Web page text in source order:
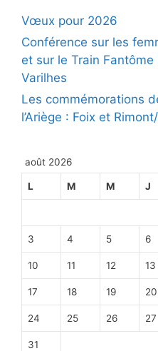
Vœux pour 2026
Conférence sur les
et sur le Train
Varilhes
Les commémorations
l’Ariège : Foix et
août 2026
L M M J
3 4 5 6
10 11 12 13
17 18 19 20
24 25 26 27
31